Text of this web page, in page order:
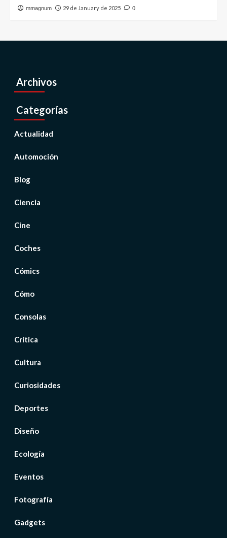
mmagnum 29 de January de 2025 0
Archivos
Categorías
Actualidad
Automoción
Blog
Ciencia
Cine
Coches
Cómics
Cómo
Consolas
Crítica
Cultura
Curiosidades
Deportes
Diseño
Ecología
Eventos
Fotografía
Gadgets